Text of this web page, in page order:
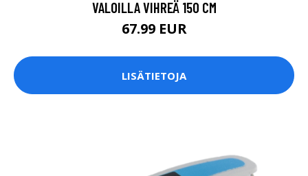
VALOILLA VIHREÄ 150 CM
67.99 EUR
LISÄTIETOJA